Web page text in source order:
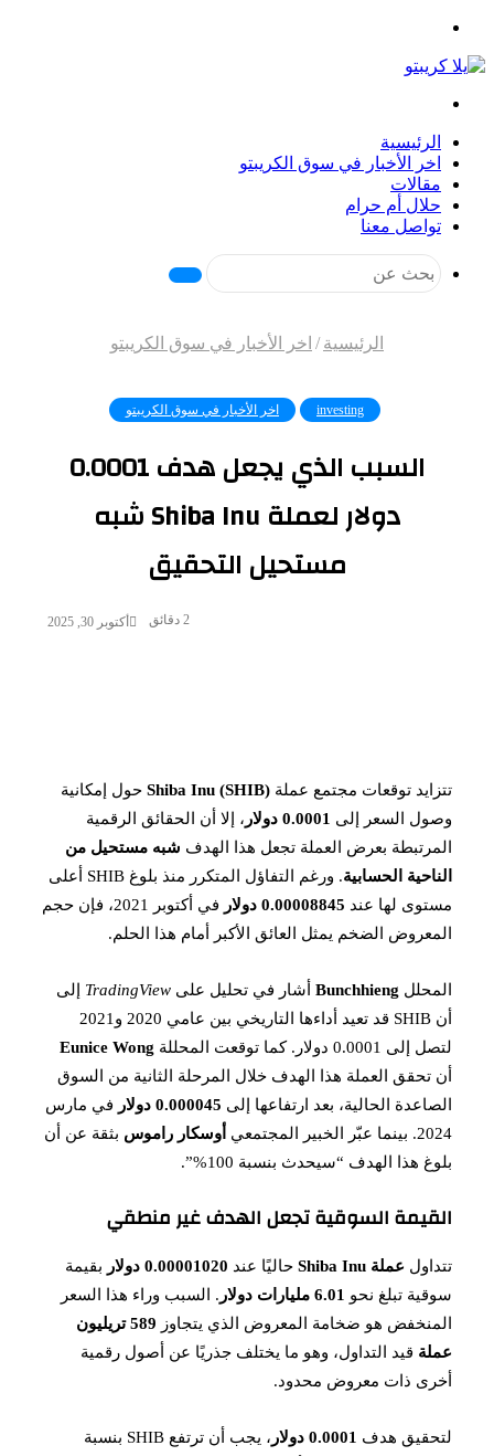
الرئيسية
اخر الأخبار في سوق الكريبتو
مقالات
حلال أم حرام
تواصل معنا
بحث
الرئيسية / اخر الأخبار في سوق الكريبتو
investing اخر الأخبار في سوق الكريبتو
السبب الذي يجعل هدف 0.0001
دولار لعملة Shiba Inu شبه
مستحيل التحقيق
أكتوبر 30, 2025 2 دقائق
تتزايد توقعات مجتمع عملة Shiba Inu (SHIB) حول إمكانية
وصول السعر إلى 0.0001 دولار
، إلا أن الحقائق الرقمية
المرتبطة بعرض العملة تجعل هذا الهدف شبه مستحيل من
الناحية الحسابية
. ورغم التفاؤل المتكرر منذ بلوغ SHIB أعلى
مستوى لها عند 0.00008845 دولار
في أكتوبر 2021، فإن حجم
المعروض الضخم يمثل العائق الأكبر أمام هذا الحلم.
المحلل Bunchhieng أشار في تحليل على TradingView إلى
أن SHIB قد تعيد أداءها التاريخي بين عامي 2020 و2021
لتصل إلى 0.0001 دولار. كما توقعت المحللة
Eunice Wong
أن تحقق العملة هذا الهدف خلال المرحلة الثانية من السوق
الصاعدة الحالية، بعد ارتفاعها إلى 0.000045 دولار
في مارس
2024. بينما عبّر الخبير المجتمعي
أوسكار راموس بثقة عن أن
بلوغ هذا الهدف “سيحدث بنسبة 100%”.
القيمة السوقية تجعل الهدف غير منطقي
تتداول عملة Shiba Inu حاليًا عند 0.00001020 دولار
بقيمة
سوقية تبلغ نحو 6.01 مليارات دولار
. السبب وراء هذا السعر
المنخفض هو ضخامة المعروض الذي يتجاوز
589 تريليون
عملة قيد التداول، وهو ما يختلف جذريًا عن أصول رقمية
أخرى ذات معروض محدود.
لتحقيق هدف 0.0001 دولار
، يجب أن ترتفع SHIB بنسبة